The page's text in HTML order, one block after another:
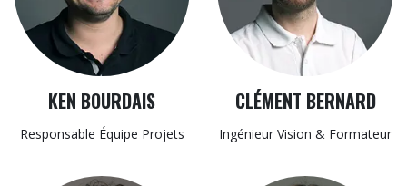
KEN BOURDAIS
Responsable Équipe Projets
CLÉMENT BERNARD
Ingénieur Vision & Formateur